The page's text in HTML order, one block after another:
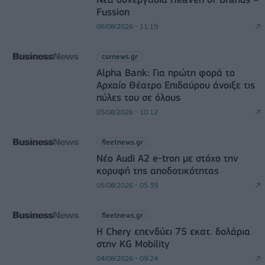
Fussion
06/08/2026 - 11:19
csrnews.gr
Alpha Bank: Για πρώτη φορά το
Αρχαίο Θέατρο Επιδαύρου άνοιξε τις
πύλες του σε όλους
05/08/2026 - 10:12
fleetnews.gr
Νέο Audi A2 e-tron με στόχο την
κορυφή της αποδοτικότητας
05/08/2026 - 05:39
fleetnews.gr
Η Chery επενδύει 75 εκατ. δολάρια
στην KG Mobility
04/08/2026 - 09:24